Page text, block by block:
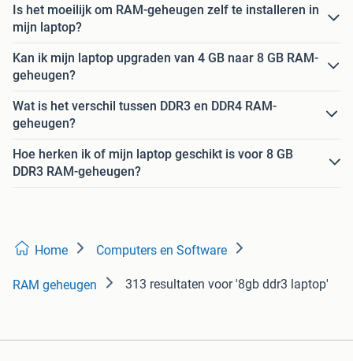
Is het moeilijk om RAM-geheugen zelf te installeren in
mijn laptop?
Kan ik mijn laptop upgraden van 4 GB naar 8 GB RAM-
geheugen?
Wat is het verschil tussen DDR3 en DDR4 RAM-
geheugen?
Hoe herken ik of mijn laptop geschikt is voor 8 GB
DDR3 RAM-geheugen?
Home Computers en Software
RAM geheugen 313 resultaten voor '8gb ddr3 laptop'